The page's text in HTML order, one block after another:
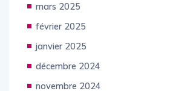
mars 2025
février 2025
janvier 2025
décembre 2024
novembre 2024